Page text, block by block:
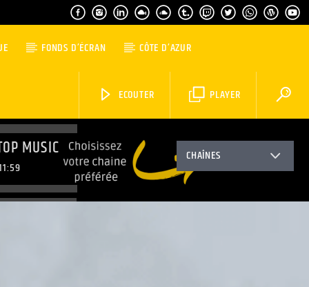
FONDS D’ÉCRAN CÔTE D’AZUR
PLAYER
ECOUTER
MUSIC CHAÎNES